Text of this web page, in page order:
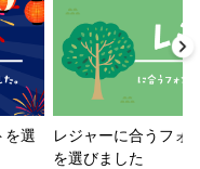
を選
レジャーに合うフォ
を選びました